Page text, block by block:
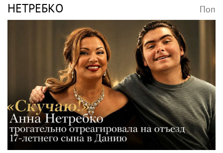
НЕТРЕБКО Поп